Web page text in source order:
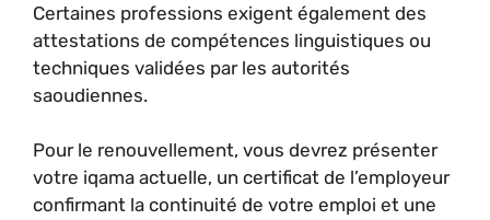
Certaines professions exigent également des
attestations de compétences linguistiques ou
techniques validées par les autorités
saoudiennes.
Pour le renouvellement, vous devrez présenter
votre iqama actuelle, un certificat de l’employeur
confirmant la continuité de votre emploi et une